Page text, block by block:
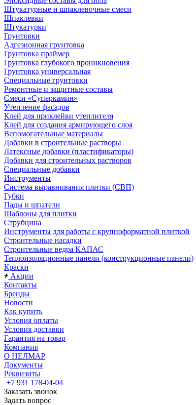
Штукатурные и шпаклевочные смеси
Шпаклевки
Штукатурки
Грунтовки
Адгезионная грунтовка
Грунтовка праймер
Грунтовка глубокого проникновения
Грунтовка универсальная
Специальные грунтовки
Ремонтные и защитные составы
Смеси «Суперкамин»
Утепление фасадов
Клей для приклейки утеплителя
Клей для создания армирующего слоя
Вспомогательные материалы
Добавки в строительные растворы
Латексные добавки (пластификаторы)
Добавки для строительных растворов
Специальные добавки
Инструменты
Система выравнивания плитки (СВП)
Губки
Пады и шпатели
Шаблоны для плитки
Струбцина
Инструменты для работы с крупноформатной плиткой
Строительные насадки
Строительные ведра КАПАС
Теплоизоляционные панели (конструкционные панели)
Краски
Акции
Контакты
Бренды
Новости
Как купить
Условия оплаты
Условия доставки
Гарантия на товар
Компания
О НЕЛМАР
Документы
Реквизиты
+7 931 178-04-04
Заказать звонок
Задать вопрос